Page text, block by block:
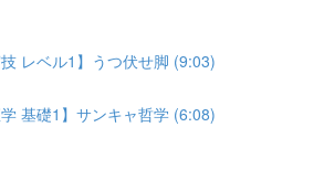
技 レベル1】うつ伏せ脚 (9:03)
学 基礎1】サンキャ哲学 (6:08)